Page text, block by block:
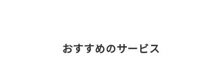
おすすめのサービス